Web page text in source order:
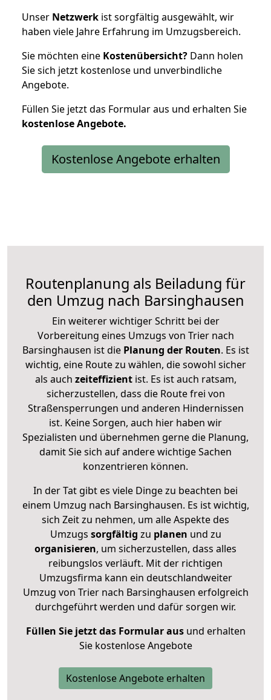
Unser Netzwerk ist sorgfältig ausgewählt, wir
haben viele Jahre Erfahrung im Umzugsbereich.
Sie möchten eine Kostenübersicht? Dann holen
Sie sich jetzt kostenlose und unverbindliche
Angebote.
Füllen Sie jetzt das Formular aus und erhalten Sie
kostenloseAngebote.
Kostenlose Angebote erhalten
Routenplanung als Beiladung für
den Umzug nach Barsinghausen
Ein weiterer wichtiger Schritt bei der
Vorbereitung eines Umzugs von Trier nach
Barsinghausen ist diePlanung der Routen. Es ist
wichtig, eine Route zu wählen, die sowohl sicher
als auch zeiteffizientist. Es ist auch ratsam,
sicherzustellen, dass die Route frei von
Straßensperrungen und anderen Hindernissen
ist. Keine Sorgen, auch hier haben wir
Spezialisten und übernehmen gerne die Planung,
damit Sie sich auf andere wichtige Sachen
konzentrieren können.
In der Tat gibt es viele Dinge zu beachten bei
einem Umzug nach Barsinghausen. Es ist wichtig,
sich Zeit zu nehmen, um alle Aspekte des
Umzugs sorgfältig zu planen und zu
organisieren, um sicherzustellen, dass alles
reibungslos verläuft. Mit der richtigen
Umzugsfirma kann ein deutschlandweiter
Umzug von Trier nach Barsinghausen erfolgreich
durchgeführt werden und dafür sorgen wir.
Füllen Sie jetzt das Formular ausund erhalten
Sie kostenlose Angebote
Kostenlose Angebote erhalten